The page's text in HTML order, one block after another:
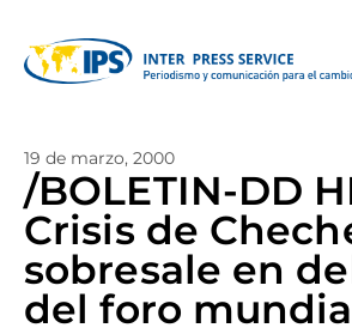
19 de marzo, 2000
/BOLETIN-DD
Crisis de
sobresale en
del foro